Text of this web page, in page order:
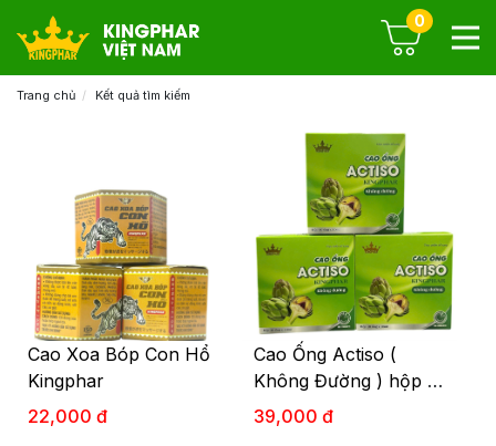
0
Trang chủ Kết quả tìm kiếm
Cao Xoa Bóp Con Hổ
Kingphar
22,000 đ
Cao Ống Actiso (
Không Đường ) hộp 10
ông x10 ml
39,000 đ